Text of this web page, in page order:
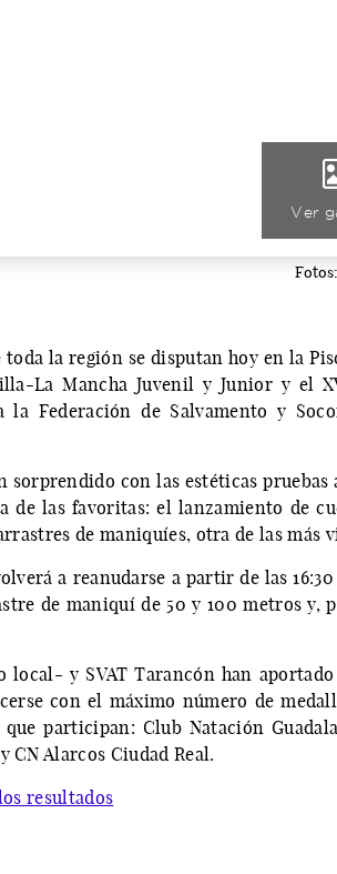
Ver
la región se disputan hoy en la
La Mancha Juvenil y Junior y el
la Federación de Salvamento y
sorprendido con las estéticas pruebas
de las favoritas: el lanzamiento de
de maniquíes, otra de las más
a reanudarse a partir de las
de maniquí de 50 y 100 metros y,
local- y SVAT Tarancón han
con el máximo número de
participan: Club Natación
CN Alarcos Ciudad Real.
resultados